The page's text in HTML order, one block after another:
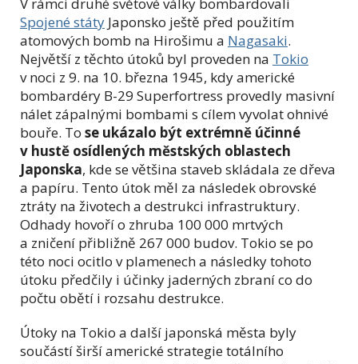
V rámci druhé světové války bombardovali
Spojené státy Japonsko ještě před použitím
atomových bomb na Hirošimu a Nagasaki.
Největší z těchto útoků byl proveden na Tokio
v noci z 9. na 10. března 1945, kdy americké
bombardéry B-29 Superfortress provedly masivní
nálet zápalnými bombami s cílem vyvolat ohnivé
bouře. To se ukázalo být extrémně účinné
v hustě osídlených městských oblastech
Japonska, kde se většina staveb skládala ze dřeva
a papíru. Tento útok měl za následek obrovské
ztráty na životech a destrukci infrastruktury.
Odhady hovoří o zhruba 100 000 mrtvých
a zničení přibližně 267 000 budov. Tokio se po
této noci ocitlo v plamenech a následky tohoto
útoku předčily i účinky jaderných zbraní co do
počtu obětí i rozsahu destrukce.
Útoky na Tokio a další japonská města byly
součástí širší americké strategie totálního